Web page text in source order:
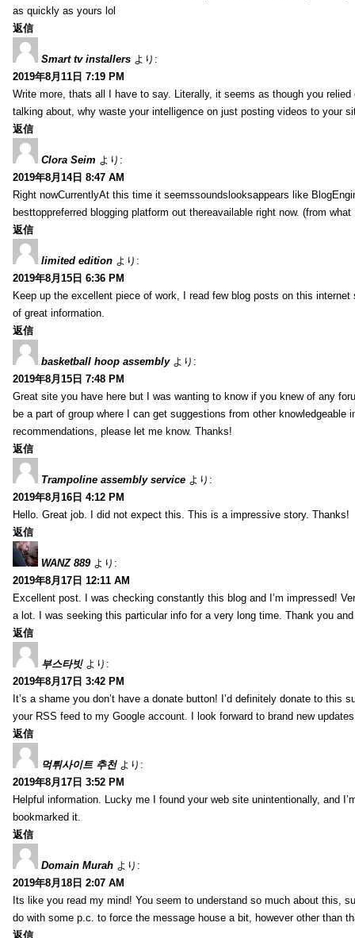
as quickly as yours lol
返信
Smart tv installers より:
2019年8月11日 7:19 PM
Write more, thats all I have to say. Literally, it seems as though you
talking about, why waste your intelligence on just posting videos to your
返信
Clora Seim より:
2019年8月14日 8:47 AM
Right nowCurrentlyAt this time it seemssoundslooksappears like
besttoppreferred blogging platform out thereavailable right now. (from
返信
limited edition より:
2019年8月15日 6:36 PM
Keep up the excellent piece of work, I read few blog posts on this
of great information.
返信
basketball hoop assembly より:
2019年8月15日 7:48 PM
Great site you have here but I was wanting to know if you knew of any
be a part of group where I can get suggestions from other
recommendations, please let me know. Thanks!
返信
Trampoline assembly service より:
2019年8月16日 4:12 PM
Hello. Great job. I did not expect this. This is a impressive story. Thanks!
返信
WANZ 889 より:
2019年8月17日 12:11 AM
Excellent post. I was checking constantly this blog and I’m impressed!
a lot. I was seeking this particular info for a very long time. Thank you
返信
부스타빗 より:
2019年8月17日 3:42 PM
It’s a shame you don’t have a donate button! I’d definitely donate to this
your RSS feed to my Google account. I look forward to brand new
返信
먹튀사이트 추천 より:
2019年8月17日 3:52 PM
Helpful information. Lucky me I found your web site unintentionally, and
bookmarked it.
返信
Domain Murah より:
2019年8月18日 2:07 AM
Its like you read my mind! You seem to understand so much about this,
do with some p.c. to force the message house a bit, however other than
返信